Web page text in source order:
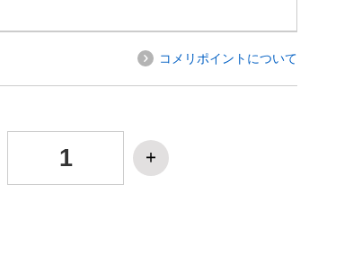
コメリポイントについて